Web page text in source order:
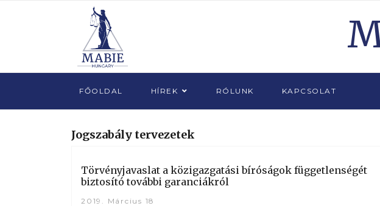
FŐOLDAL HÍREK RÓLUNK KAPCSOLAT
Jogszabály tervezetek
Törvényjavaslat a közigazgatási bíróságok függetlenségét
biztosító további garanciákról
2019. Március 18